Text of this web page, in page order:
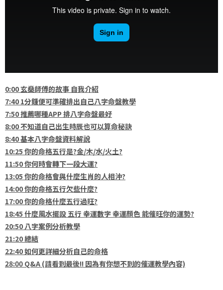
0:00 玄燊師傅的故事 自我介紹
7:40 1分鍾便可準確排出自己八字命盤教學
7:50 推薦哪種APP 排八字命盤最好
8:00 不知道自己出生時辰也可以算命秘訣
8:40 基本八字命盤資料解說
10:25 你的命格五行是?金/木/水/火土?
11:50 你何時會轉下一段大運?
13:05 你的命格會與什麼生肖的人相沖?
14:00 你的命格五行欠些什麼?
17:00 你的命格什麼五行過旺?
18:45 什麼風水擺設 五行 幸運數字 幸運顏色 能催旺你的運勢?
20:50 八字案例分析教學
21:20 總結
22:40 如何更詳細分析自己的命格
28:00 Q&A (請看到最後!! 因為有你想不到的催運教學內容)